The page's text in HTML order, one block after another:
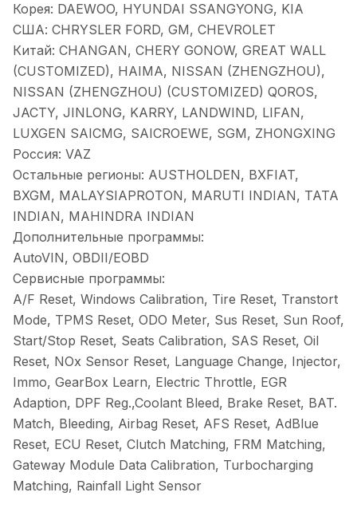
Корея: DAEWOO, HYUNDAI SSANGYONG, KIA
США: CHRYSLER FORD, GM, CHEVROLET
Китай: CHANGAN, CHERY GONOW, GREAT WALL
(CUSTOMIZED), HAIMA, NISSAN (ZHENGZHOU),
NISSAN (ZHENGZHOU) (CUSTOMIZED) QOROS,
JACTY, JINLONG, KARRY, LANDWIND, LIFAN,
LUXGEN SAICMG, SAICROEWE, SGM, ZHONGXING
Россия: VAZ
Остальные регионы: AUSTHOLDEN, BXFIAT,
BXGM, MALAYSIAPROTON, MARUTI INDIAN, TATA
INDIAN, MAHINDRA INDIAN
Дополнительные программы:
AutoVIN, OBDII/EOBD
Сервисные программы:
A/F Reset, Windows Calibration, Tire Reset, Transtort
Mode, TPMS Reset, ODO Meter, Sus Reset, Sun Roof,
Start/Stop Reset, Seats Calibration, SAS Reset, Oil
Reset, NOx Sensor Reset, Language Change, Injector,
Immo, GearBox Learn, Electric Throttle, EGR
Adaption, DPF Reg.,Coolant Bleed, Brake Reset, BAT.
Match, Bleeding, Airbag Reset, AFS Reset, AdBlue
Reset, ECU Reset, Clutch Matching, FRM Matching,
Gateway Module Data Calibration, Turbocharging
Matching, Rainfall Light Sensor